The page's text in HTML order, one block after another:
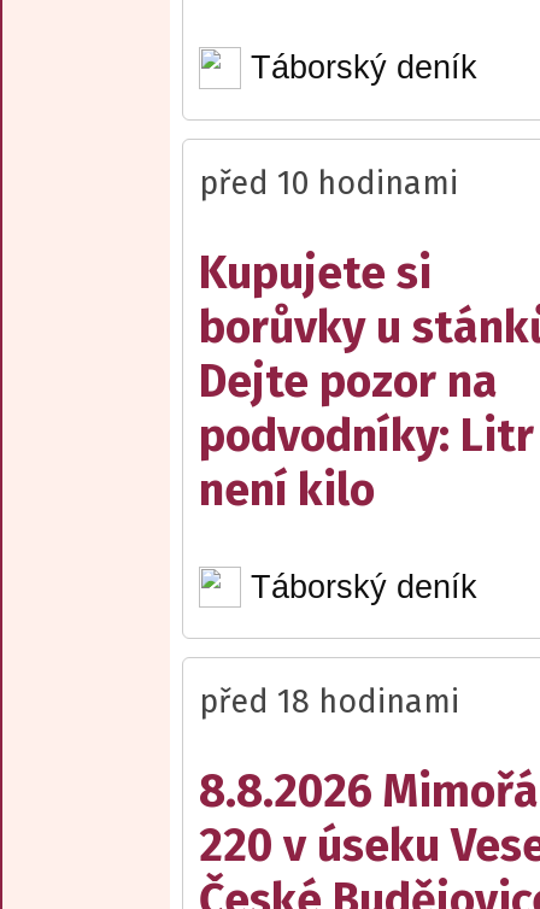
Táborský deník
před 10 hodinami
Kupujete si
borůvky u
Dejte pozor na
podvodníky: Litr
není kilo
Táborský deník
před 18 hodinami
8.8.2026
220 v úseku